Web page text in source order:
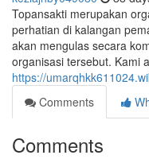
Topansakti merupakan
perhatian di kalangan
akan mengulas secara
organisasi tersebut. Kami
https://
Comments
Comments